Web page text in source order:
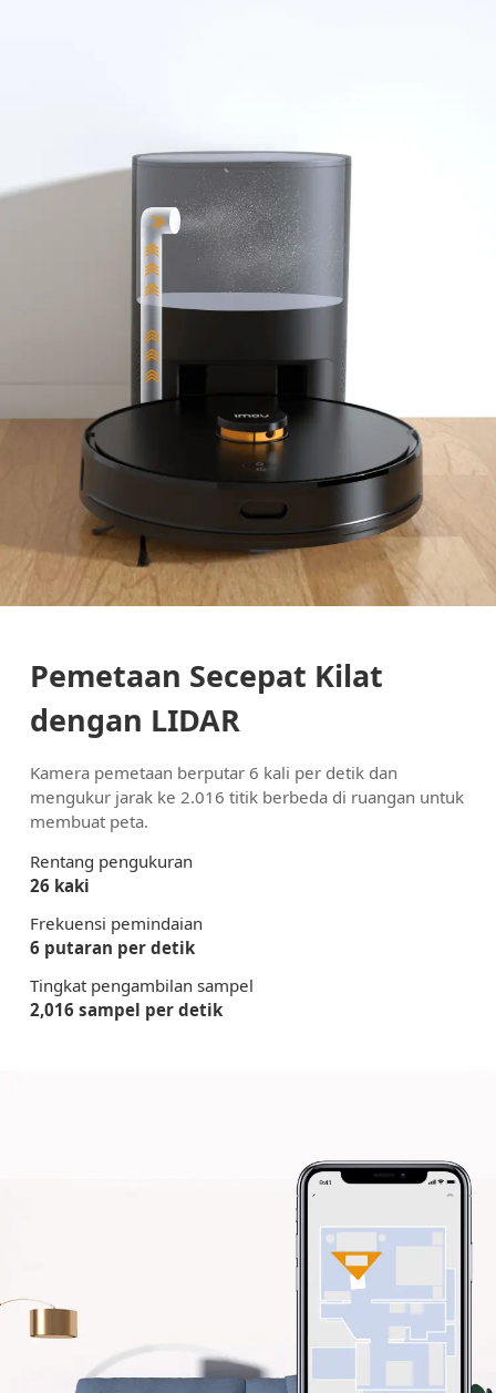
Pemetaan Secepat Kilat
dengan LIDAR
Kamera pemetaan berputar 6 kali per detik dan
mengukur jarak ke 2.016 titik berbeda di ruangan untuk
membuat peta.
Rentang pengukuran
26 kaki
Frekuensi pemindaian
6 putaran per detik
Tingkat pengambilan sampel
2,016 sampel per detik